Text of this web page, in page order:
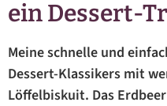
ein Dessert-
Meine schnelle und
Dessert-Klassikers mit
Löffelbiskuit. Das